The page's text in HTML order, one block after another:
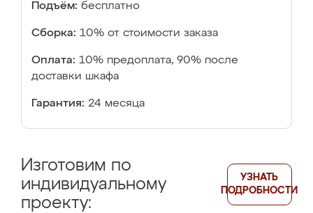
Подъём: бесплатно
Сборка: 10% от стоимости заказа
Оплата: 10% предоплата, 90% после
доставки шкафа
Гарантия: 24 месяца
Изготовим по
индивидуальному
проекту:
УЗНАТЬ
ПОДРОБНОСТИ